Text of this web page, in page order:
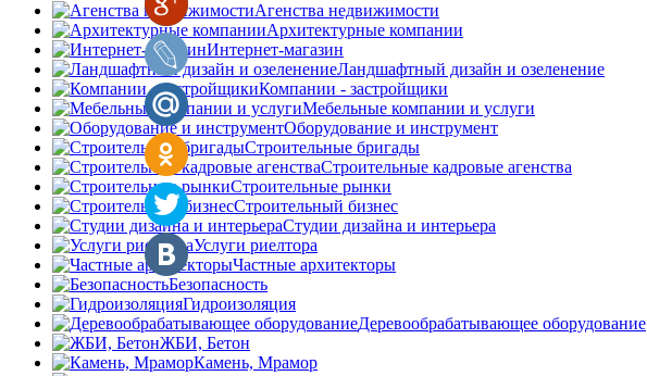
Агенства недвижимости
Архитектурные компании
Интернет-магазин
Ландшафтный дизайн и озеленение
Компании - застройщики
Мебельные компании и услуги
Оборудование и инструмент
Строительные бригады
Строительные кадровые агенства
Строительные рынки
Строительный бизнес
Студии дизайна и интерьера
Услуги риелтора
Частные архитекторы
Безопасность
Гидроизоляция
Деревообрабатывающее оборудование
ЖБИ, Бетон
Камень, Мрамор